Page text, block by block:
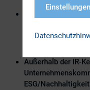
Größe der IR-
Unternehmen über
Außerhalb der IR-
ESG/Nachhaltigkeit